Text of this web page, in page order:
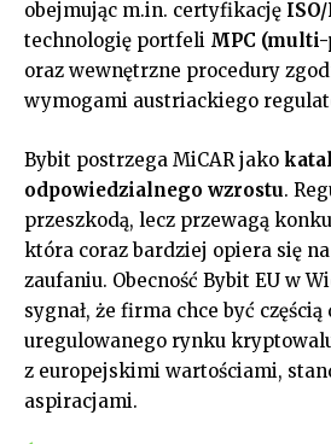
obejmując m.in. certyfikację ISO/
technologię portfeli MPC
oraz wewnętrzne procedury
wymogami austriackiego
Bybit postrzega MiCAR jako
odpowiedzialnego wzrostu.
przeszkodą, lecz przewagą
która coraz bardziej opiera się
zaufaniu. Obecność Bybit EU w
sygnał, że firma chce być częścią
uregulowanego rynku
z europejskimi wartościami,
aspiracjami.